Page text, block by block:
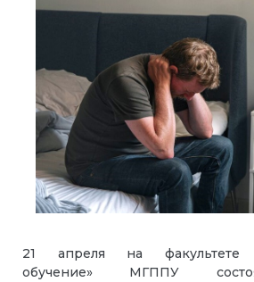
21 апреля на факультете
обучение» МГППУ